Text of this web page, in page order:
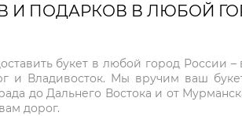
И ПОДАРКОВ В ЛЮБОЙ
букет в любой город
и Владивосток. Мы вручим ваш
до Дальнего Востока и от
дорог.